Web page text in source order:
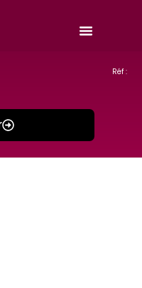
Réf :